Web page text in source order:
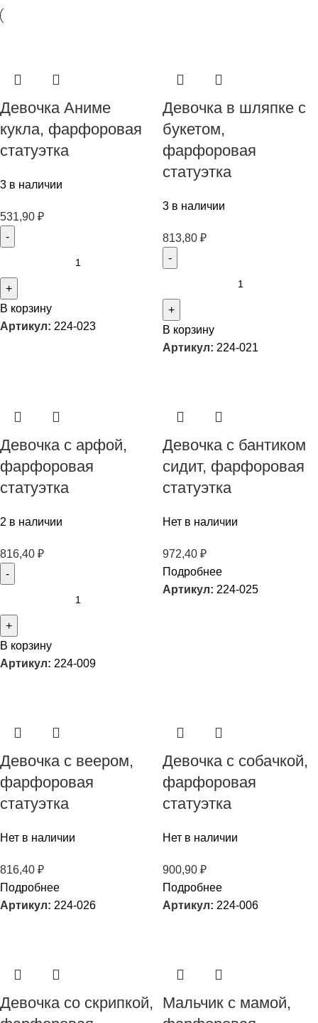
Девочка Аниме
кукла, фарфоровая
статуэтка
3 в наличии
531,90 ₽
В корзину
Артикул: 224-023
Девочка в шляпке с
букетом,
фарфоровая
статуэтка
3 в наличии
813,80 ₽
В корзину
Артикул: 224-021
Девочка с арфой,
фарфоровая
статуэтка
2 в наличии
816,40 ₽
В корзину
Артикул: 224-009
Девочка с бантиком
сидит, фарфоровая
статуэтка
Нет в наличии
972,40 ₽
Подробнее
Артикул: 224-025
Девочка с веером,
фарфоровая
статуэтка
Нет в наличии
816,40 ₽
Подробнее
Артикул: 224-026
Девочка с собачкой,
фарфоровая
статуэтка
Нет в наличии
900,90 ₽
Подробнее
Артикул: 224-006
Девочка со скрипкой, Мальчик с мамой,